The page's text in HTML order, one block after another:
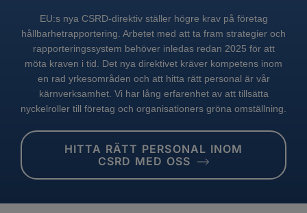
EU:s nya CSRD-direktiv ställer högre krav på företag
hållbarhetrapportering. Arbetet med att ta fram strategier och
rapporteringssystem behöver inledas redan 2025 för att
möta kraven i tid. Det nya direktivet kräver kompetens inom
en rad yrkesområden och att hitta rätt personal är vår
kärnverksamhet. Vi har lång erfarenhet av att tillsätta
nyckelroller till företag och organisationers gröna omställning.
HITTA RÄTT PERSONAL INOM
CSRD MED OSS